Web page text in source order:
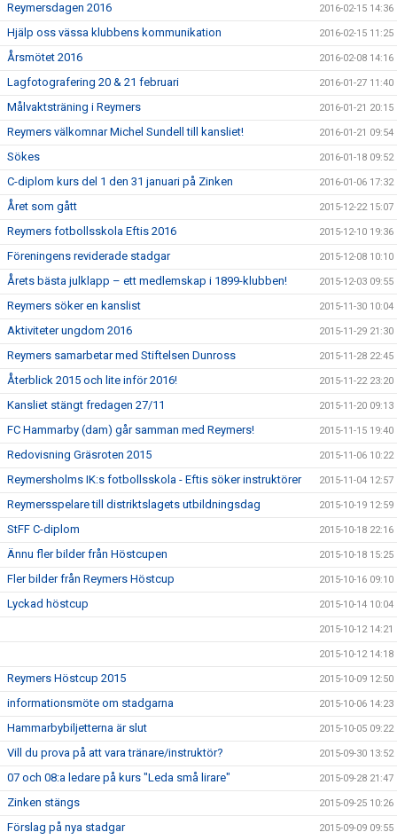
Reymersdagen 2016 2016-02-15 14:36
Hjälp oss vässa klubbens kommunikation 2016-02-15 11:25
Årsmötet 2016 2016-02-08 14:16
Lagfotografering 20 & 21 februari 2016-01-27 11:40
Målvaktsträning i Reymers 2016-01-21 20:15
Reymers välkomnar Michel Sundell till kansliet! 2016-01-21 09:54
Sökes 2016-01-18 09:52
C-diplom kurs del 1 den 31 januari på Zinken 2016-01-06 17:32
Året som gått 2015-12-22 15:07
Reymers fotbollsskola Eftis 2016 2015-12-10 19:36
Föreningens reviderade stadgar 2015-12-08 10:10
Årets bästa julklapp – ett medlemskap i 1899-klubben! 2015-12-03 09:55
Reymers söker en kanslist 2015-11-30 10:04
Aktiviteter ungdom 2016 2015-11-29 21:30
Reymers samarbetar med Stiftelsen Dunross 2015-11-28 22:45
Återblick 2015 och lite inför 2016! 2015-11-22 23:20
Kansliet stängt fredagen 27/11 2015-11-20 09:13
FC Hammarby (dam) går samman med Reymers! 2015-11-15 19:40
Redovisning Gräsroten 2015 2015-11-06 10:22
Reymersholms IK:s fotbollsskola - Eftis söker instruktörer 2015-11-04 12:57
Reymersspelare till distriktslagets utbildningsdag 2015-10-19 12:59
StFF C-diplom 2015-10-18 22:16
Ännu fler bilder från Höstcupen 2015-10-18 15:25
Fler bilder från Reymers Höstcup 2015-10-16 09:10
Lyckad höstcup 2015-10-14 10:04
2015-10-12 14:21
2015-10-12 14:18
Reymers Höstcup 2015 2015-10-09 12:50
informationsmöte om stadgarna 2015-10-06 14:23
Hammarbybiljetterna är slut 2015-10-05 09:22
Vill du prova på att vara tränare/instruktör? 2015-09-30 13:52
07 och 08:a ledare på kurs "Leda små lirare" 2015-09-28 21:47
Zinken stängs 2015-09-25 10:26
Förslag på nya stadgar 2015-09-09 09:55